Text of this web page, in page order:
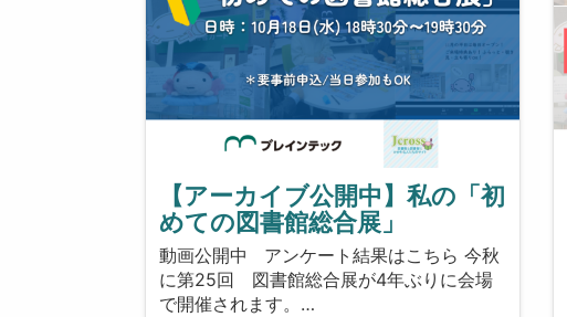
【アーカイブ公開中】私の「初
めての図書館総合展」
動画公開中 アンケート結果はこちら 今秋
に第25回 図書館総合展が4年ぶりに会場
で開催されます。…